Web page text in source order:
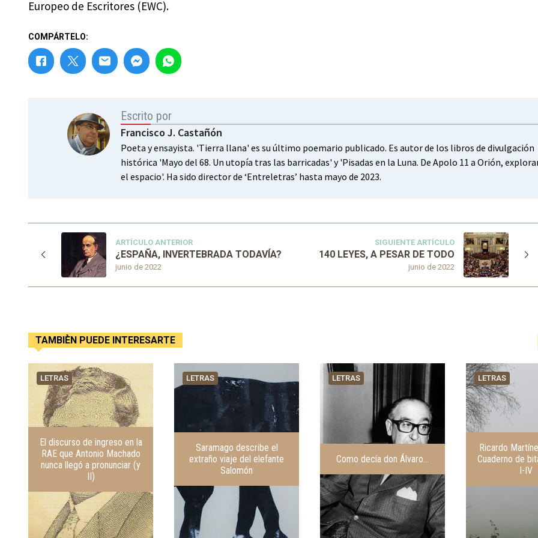
Europeo de Escritores (EWC).
COMPÁRTELO:
Escrito por
Francisco J. Castañón
Poeta y ensayista. 'Tierra llana' es su último poemario publicado. Es autor de los libros de divulgación
histórica 'Mayo del 68. Un utopía tras las barricadas' y 'Pisadas en la Luna. De Apolo 11 a Orión,
el espacio'. Ha sido director de ‘Entreletras’ hasta mayo de 2023.
ARTÍCULO ANTERIOR
junio de 2022
¿ESPAÑA, INVERTEBRADA TODAVÍA?
SIGUIENTE ARTÍCULO
junio de 2022
140 LEYES, A PESAR DE TODO
TAMBIÈN PUEDE INTERESARTE
LETRAS
El discurso de ingreso en la
RAE que Antonio Machado
nunca llegó a pronunciar (y
II)
LETRAS
Saramago describe el
extraño viaje del elefante
Salomón
LETRAS
Como decía don Álvaro…
LETRAS
Ricardo
Cuaderno de
I-IV